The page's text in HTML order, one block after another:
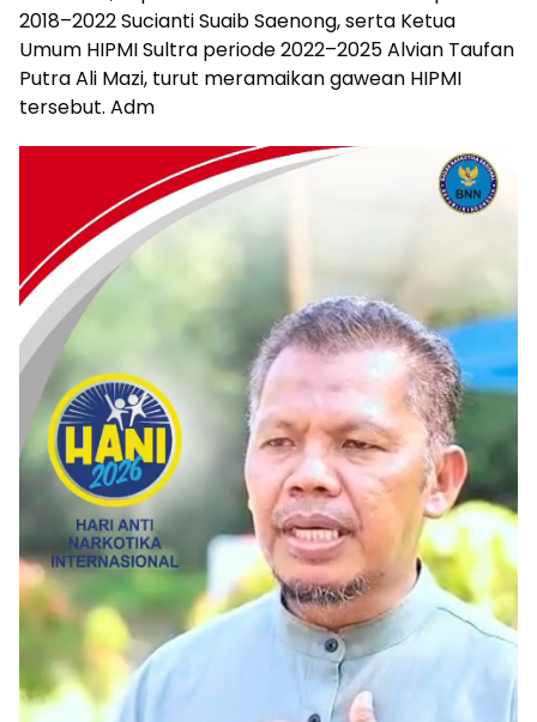
2018–2022 Sucianti Suaib Saenong, serta Ketua
Umum HIPMI Sultra periode 2022–2025 Alvian Taufan
Putra Ali Mazi, turut meramaikan gawean HIPMI
tersebut. Adm